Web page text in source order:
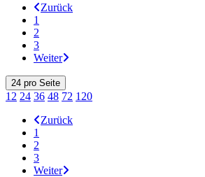
Zurück
1
2
3
Weiter
24 pro Seite
12 24 36 48 72 120
Zurück
1
2
3
Weiter